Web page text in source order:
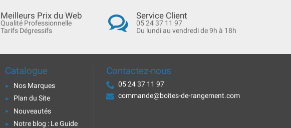
Meilleurs Prix du Web
Qualité Professionnelle
Tarifs Dégressifs
Service Client
05 24 37 11 97
Du lundi au vendredi de 9h à 18h
Catalogue
Nos Marques
Plan du Site
Nouveautés
Notre blog : Le Guide
Contactez-nous
05 24 37 11 97
commande@boites-de-rangement.com